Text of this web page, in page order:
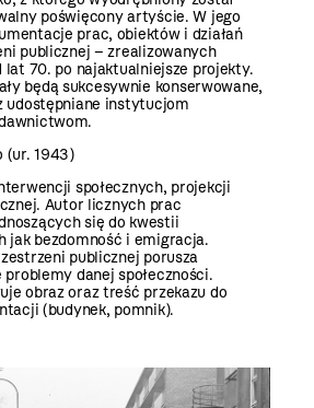
poświęcony artyście. W jego
prac, obiektów i działań
publicznej – zrealizowanych
lat 70. po najaktualniejsze projekty.
będą sukcesywnie konserwowane,
udostępniane instytucjom
(ur. 1943)
społecznych, projekcji
Autor licznych prac
się do kwestii
jak bezdomność i emigracja.
publicznej porusza
danej społeczności.
obraz oraz treść przekazu do
(budynek, pomnik).